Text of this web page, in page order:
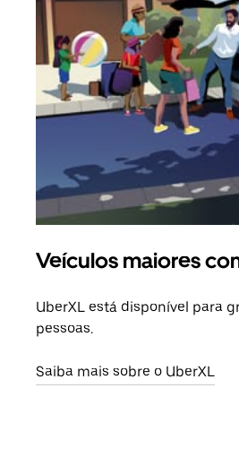
Veículos maiores
UberXL está disponível para
pessoas.
Saiba mais sobre o UberXL